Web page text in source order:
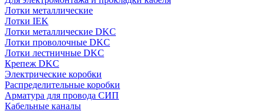
Лотки металлические
Лотки IEK
Лотки металлические DKC
Лотки проволочные DKC
Лотки лестничные DKC
Крепеж DKC
Электрические коробки
Распределительные коробки
Арматура для провода СИП
Кабельные каналы